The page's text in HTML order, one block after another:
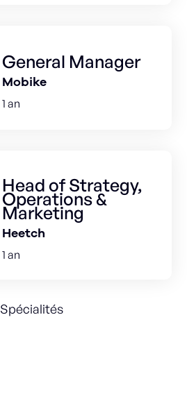
General Manager
Mobike
1 an
Head of Strategy,
Operations &
Marketing
Heetch
1 an
Spécialités